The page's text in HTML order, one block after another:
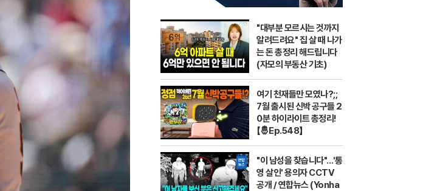
"대부분 모르시는 것까지
알려드려요" 집 살 때 나가
는 돈 총정리 해드립니다
(자모의 부동산 기초)
여기 천재들만 모였나?;;
7월 출시된 신박 공구들 2
0분 하이라이트 총정리!
【🤴Ep.548】
"이 남성을 찾습니다"…'통
영 살인' 용의자 CCTV
공개 / 연합뉴스 (Yonha